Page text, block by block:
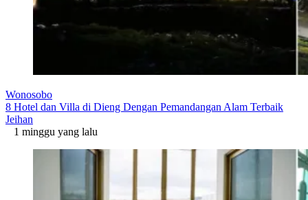
Wonosobo
8 Hotel dan Villa di Dieng Dengan Pemandangan Alam Terbaik
Jeihan
1 minggu yang lalu